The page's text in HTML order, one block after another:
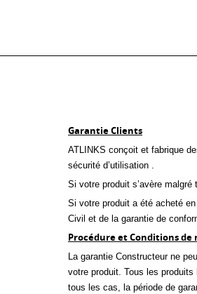
Garantie Clients
ATLINKS conçoit et fabrique
sécurité d’utilisation .
Si votre produit s’avère
Si votre produit a été acheté
Civil et de la garantie de
Procédure et Conditions
La garantie Constructeur ne
votre produit. Tous les
tous les cas, la période de